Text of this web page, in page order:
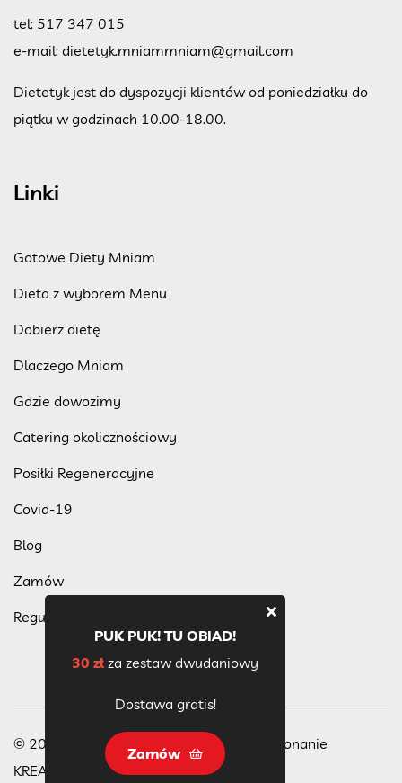
tel: 517 347 015
e-mail: dietetyk.mniammniam@gmail.com
Dietetyk jest do dyspozycji klientów od poniedziałku do
piątku w godzinach 10.00-18.00.
Linki
Gotowe Diety Mniam
Dieta z wyborem Menu
Dobierz dietę
Dlaczego Mniam
Gdzie dowozimy
Catering okolicznościowy
Posiłki Regeneracyjne
Covid-19
Blog
Zamów
Regulamin programu lojalnościowego
© 2023 Wszelkie Prawa Zastrzeżone, wykonanie
KREACJA
PUK PUK! TU OBIAD!
30 zł za zestaw dwudaniowy
Dostawa gratis!
Zamów